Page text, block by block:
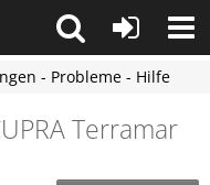
- Probleme - Hilfe
Terramar